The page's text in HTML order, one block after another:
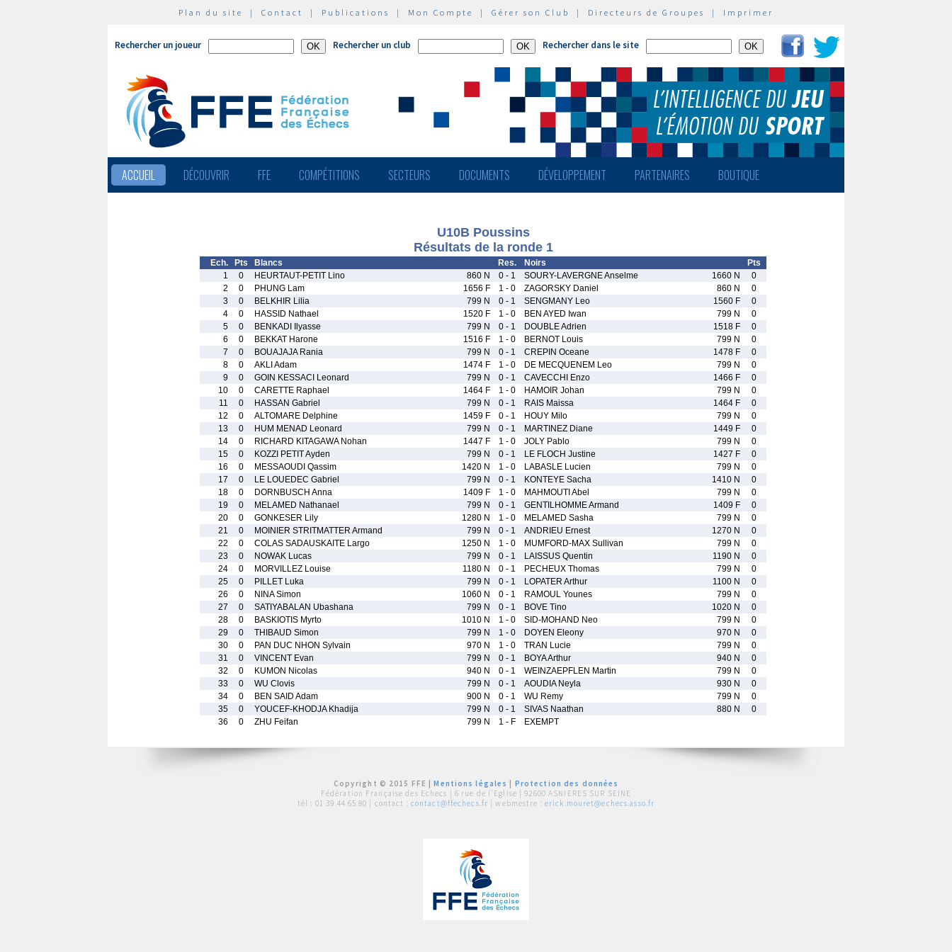
Plan du site | Contact | Publications | Mon Compte | Gérer son Club | Directeurs de Groupes | Imprimer
Rechercher un joueur Rechercher un club Rechercher dans le site
ACCUEIL DÉCOUVRIR FFE COMPÉTITIONS SECTEURS DOCUMENTS DÉVELOPPEMENT PARTENAIRES BOUTIQUE
U10B Poussins
Résultats de la ronde 1
Ech. Pts Blancs Res. Noirs
Pts
1
0 HEURTAUT-PETIT Lino 860 N 0 - 1 SOURY-LAVERGNE Anselme 1660 N
0
2
0 PHUNG Lam 1656 F 1 - 0 ZAGORSKY Daniel 860 N
0
3
0 BELKHIR Lilia 799 N 0 - 1 SENGMANY Leo 1560 F
0
4
0 HASSID Nathael 1520 F 1 - 0 BEN AYED Iwan 799 N
0
5
0 BENKADI Ilyasse 799 N 0 - 1 DOUBLE Adrien 1518 F
0
6
0 BEKKAT Harone 1516 F 1 - 0 BERNOT Louis 799 N
0
7
0 BOUAJAJA Rania 799 N 0 - 1 CREPIN Oceane 1478 F
0
8
0 AKLI Adam 1474 F 1 - 0 DE MECQUENEM Leo 799 N
0
9
0 GOIN KESSACI Leonard 799 N 0 - 1 CAVECCHI Enzo 1466 F
0
10
0 CARETTE Raphael 1464 F 1 - 0 HAMOIR Johan 799 N
0
11
0 HASSAN Gabriel 799 N 0 - 1 RAIS Maissa 1464 F
0
12
0 ALTOMARE Delphine 1459 F 0 - 1 HOUY Milo 799 N
0
13
0 HUM MENAD Leonard 799 N 0 - 1 MARTINEZ Diane 1449 F
0
14
0 RICHARD KITAGAWA Nohan 1447 F 1 - 0 JOLY Pablo 799 N
0
15
0 KOZZI PETIT Ayden 799 N 0 - 1 LE FLOCH Justine 1427 F
0
16
0 MESSAOUDI Qassim 1420 N 1 - 0 LABASLE Lucien 799 N
0
17
0 LE LOUEDEC Gabriel 799 N 0 - 1 KONTEYE Sacha 1410 N
0
18
0 DORNBUSCH Anna 1409 F 1 - 0 MAHMOUTI Abel 799 N
0
19
0 MELAMED Nathanael 799 N 0 - 1 GENTILHOMME Armand 1409 F
0
20
0 GONKESER Lily 1280 N 1 - 0 MELAMED Sasha 799 N
0
21
0 MOINIER STRITMATTER Armand 799 N 0 - 1 ANDRIEU Ernest 1270 N
0
22
0 COLAS SADAUSKAITE Largo 1250 N 1 - 0 MUMFORD-MAX Sullivan 799 N
0
23
0 NOWAK Lucas 799 N 0 - 1 LAISSUS Quentin 1190 N
0
24
0 MORVILLEZ Louise 1180 N 0 - 1 PECHEUX Thomas 799 N
0
25
0 PILLET Luka 799 N 0 - 1 LOPATER Arthur 1100 N
0
26
0 NINA Simon 1060 N 0 - 1 RAMOUL Younes 799 N
0
27
0 SATIYABALAN Ubashana 799 N 0 - 1 BOVE Tino 1020 N
0
28
0 BASKIOTIS Myrto 1010 N 1 - 0 SID-MOHAND Neo 799 N
0
29
0 THIBAUD Simon 799 N 1 - 0 DOYEN Eleony 970 N
0
30
0 PAN DUC NHON Sylvain 970 N 1 - 0 TRAN Lucie 799 N
0
31
0 VINCENT Evan 799 N 0 - 1 BOYA Arthur 940 N
0
32
0 KUMON Nicolas 940 N 0 - 1 WEINZAEPFLEN Martin 799 N
0
33
0 WU Clovis 799 N 0 - 1 AOUDIA Neyla 930 N
0
34
0 BEN SAID Adam 900 N 0 - 1 WU Remy 799 N
0
35
0 YOUCEF-KHODJA Khadija 799 N 0 - 1 SIVAS Naathan 880 N
0
36
0 ZHU Feifan 799 N 1 - F EXEMPT
Copyright © 2015 FFE |Mentions légales
Protection des données
Fédération Française des Echecs | 6 rue de l'Eglise | 92600 ASNIERES SUR SEINE
tél : 01 39 44 65 80 | contact : contact@ffechecs.fr | webmestre : erick.mouret@echecs.asso.fr